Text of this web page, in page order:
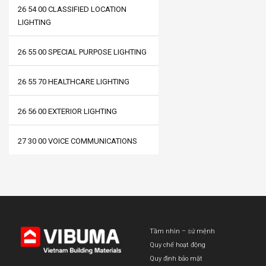
26 54 00 CLASSIFIED LOCATION
LIGHTING
26 55 00 SPECIAL PURPOSE LIGHTING
26 55 70 HEALTHCARE LIGHTING
26 56 00 EXTERIOR LIGHTING
27 30 00 VOICE COMMUNICATIONS
Tầm nhìn – sứ mệnh
Quy chế hoạt động
Quy định bảo mật